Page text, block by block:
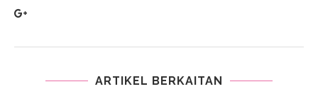
ARTIKEL BERKAITAN